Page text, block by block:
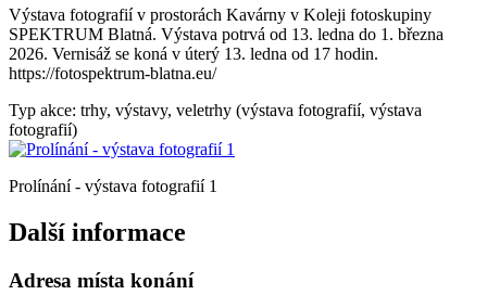
Výstava fotografií v prostorách Kavárny v Koleji fotoskupiny
SPEKTRUM Blatná. Výstava potrvá od 13. ledna do 1. března
2026. Vernisáž se koná v úterý 13. ledna od 17 hodin.
https://fotospektrum-blatna.eu/
Typ akce: trhy, výstavy, veletrhy (výstava fotografií, výstava
fotografií)
Prolínání - výstava fotografií 1
Další informace
Adresa místa konání